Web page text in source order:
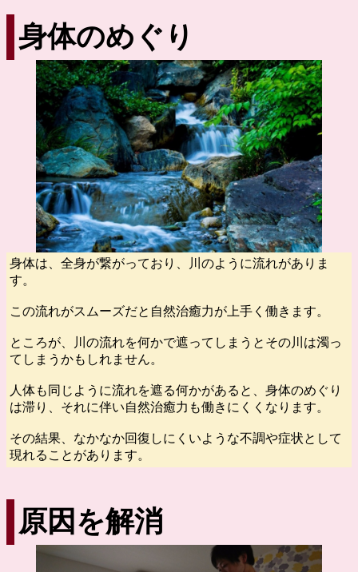
身体のめぐり
身体は、全身が繋がっており、川のように流れがありま
す。
この流れがスムーズだと自然治癒力が上手く働きます。
ところが、川の流れを何かで遮ってしまうとその川は濁っ
てしまうかもしれません。
人体も同じように流れを遮る何かがあると、身体のめぐり
は滞り、それに伴い自然治癒力も働きにくくなります。
その結果、なかなか回復しにくいような不調や症状として
現れることがあります。
原因を解消